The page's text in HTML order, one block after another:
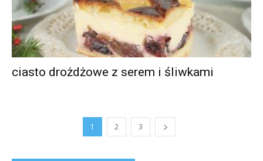
ciasto drożdżowe z serem i śliwkami
1 2 3